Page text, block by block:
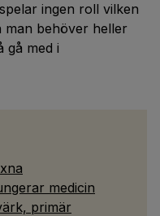
ingen roll vilken
behöver heller
gå med i
medicin
primär